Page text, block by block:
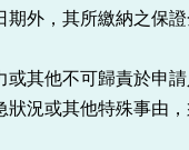
期外，其所繳納之保
他不可歸責於申請
或其他特殊事由，